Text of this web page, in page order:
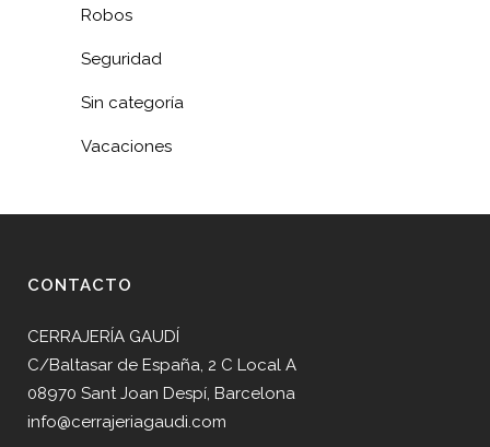
Robos
Seguridad
Sin categoría
Vacaciones
CONTACTO
CERRAJERÍA GAUDÍ
C/Baltasar de España, 2 C Local A
08970 Sant Joan Despí, Barcelona
info@cerrajeriagaudi.com